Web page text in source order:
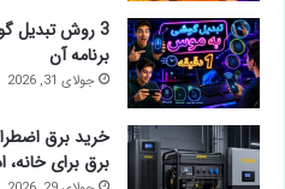
برنامه آن
جولای 31, 2026
خرید برق
برق برای